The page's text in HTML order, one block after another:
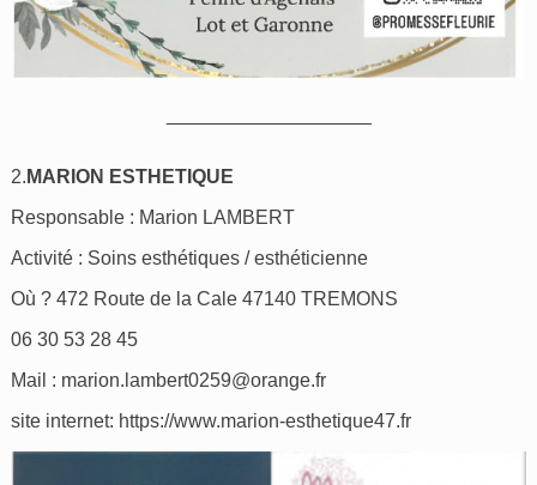
2. MARION ESTHETIQUE
Responsable : Marion LAMBERT
Activité : Soins esthétiques / esthéticienne
Où ? 472 Route de la Cale 47140 TREMONS
06 30 53 28 45
Mail : marion.lambert0259@orange.fr
site internet: https://www.marion-esthetique47.fr